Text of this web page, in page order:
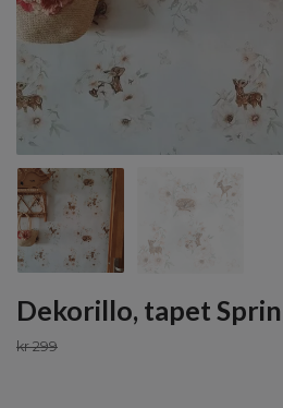
Dekorillo, tapet
kr 299